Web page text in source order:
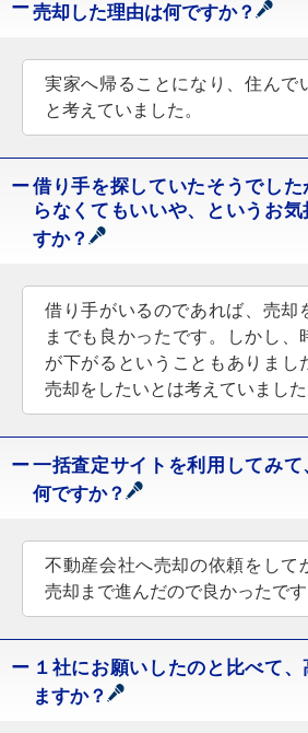
売却した理由は何ですか？
実家へ帰ることになり、住んで
と考えていました。
借り手を探していたそうでし
らなくてもいいや、というお
すか？
借り手がいるのであれば、売却
までも良かったです。しかし、
が下がるということもありまし
売却をしたいとは考えていました
一括査定サイトを利用してみ
何ですか？
不動産会社へ売却の依頼をして
売却まで進んだので良かったです
１社にお願いしたのと比べて
ますか？